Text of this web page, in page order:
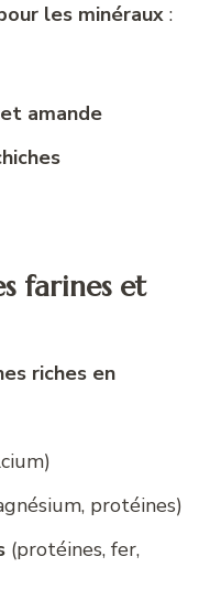
les minéraux :
amande
farines et
riches en
protéines)
(protéines, fer,